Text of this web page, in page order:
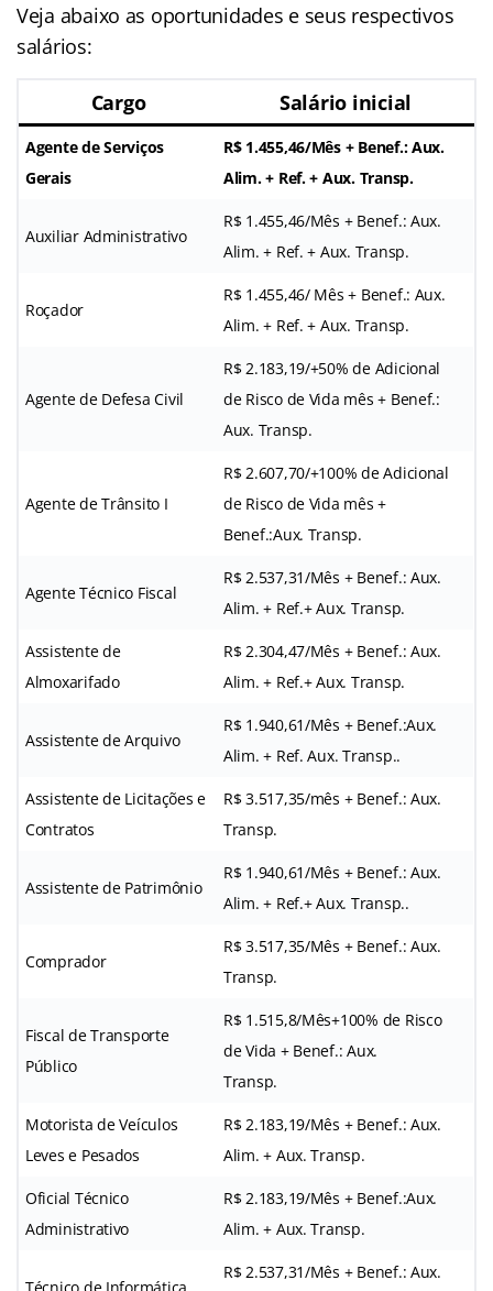
Veja abaixo as oportunidades e seus respectivos
salários:
Cargo Salário inicial
Agente de Serviços
Gerais
R$ 1.455,46/Mês + Benef.: Aux.
Alim. + Ref. + Aux. Transp.
Auxiliar Administrativo
R$ 1.455,46/Mês + Benef.: Aux.
Alim. + Ref. + Aux. Transp.
Roçador
R$ 1.455,46/ Mês + Benef.: Aux.
Alim. + Ref. + Aux. Transp.
Agente de Defesa Civil
R$ 2.183,19/+50% de Adicional
de Risco de Vida mês + Benef.:
Aux. Transp.
Agente de Trânsito I
R$ 2.607,70/+100% de Adicional
de Risco de Vida mês +
Benef.:Aux. Transp.
Agente Técnico Fiscal
R$ 2.537,31/Mês + Benef.: Aux.
Alim. + Ref.+ Aux. Transp.
Assistente de
Almoxarifado
R$ 2.304,47/Mês + Benef.: Aux.
Alim. + Ref.+ Aux. Transp.
Assistente de Arquivo
R$ 1.940,61/Mês + Benef.:Aux.
Alim. + Ref. Aux. Transp..
Assistente de Licitações e
Contratos
R$ 3.517,35/mês + Benef.: Aux.
Transp.
Assistente de Patrimônio
R$ 1.940,61/Mês + Benef.: Aux.
Alim. + Ref.+ Aux. Transp..
Comprador
R$ 3.517,35/Mês + Benef.: Aux.
Transp.
Fiscal de Transporte
Público
R$ 1.515,8/Mês+100% de Risco
de Vida + Benef.: Aux.
Transp.
Motorista de Veículos
Leves e Pesados
R$ 2.183,19/Mês + Benef.: Aux.
Alim. + Aux. Transp.
Oficial Técnico
Administrativo
R$ 2.183,19/Mês + Benef.:Aux.
Alim. + Aux. Transp.
R$ 2.537,31/Mês + Benef.: Aux.